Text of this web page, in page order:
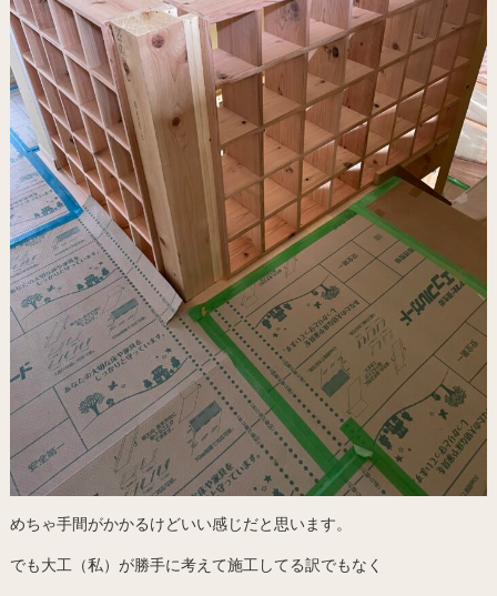
めちゃ手間がかかるけどいい感じだと思います。
でも大工（私）が勝手に考えて施工してる訳でもなく